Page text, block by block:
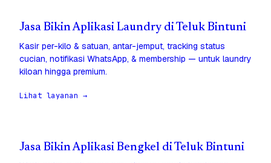
Jasa Bikin Aplikasi Laundry di Teluk Bintuni
Kasir per-kilo & satuan, antar-jemput, tracking status
cucian, notifikasi WhatsApp, & membership — untuk laundry
kiloan hingga premium.
Lihat layanan →
Jasa Bikin Aplikasi Bengkel di Teluk Bintuni